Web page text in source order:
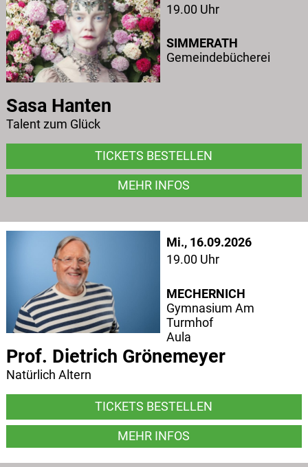
19.00 Uhr
Sasa Hanten
Talent zum Glück
TICKETS BESTELLEN
MEHR INFOS
SIMMERATH
Gemeindebücherei
Mi., 16.09.2026
19.00 Uhr
Prof. Dietrich Grönemeyer
Natürlich Altern
TICKETS BESTELLEN
MEHR INFOS
MECHERNICH
Gymnasium Am
Turmhof
Aula